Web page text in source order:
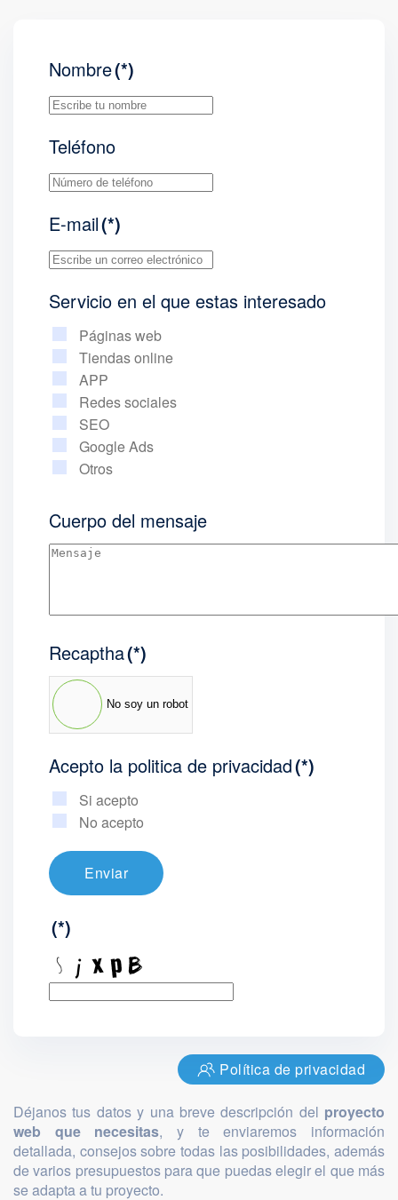
Nombre(*)
Teléfono
E-mail(*)
Servicio en el que estas interesado
Páginas web
Tiendas online
APP
Redes sociales
SEO
Google Ads
Otros
Cuerpo del mensaje
Recaptha(*)
No soy un robot
Acepto la politica de privacidad(*)
Si acepto
No acepto
Enviar
(*)
Política de privacidad
Déjanos tus datos y una breve descripción del proyecto
web que necesitas, y te enviaremos información
detallada, consejos sobre todas las posibilidades, además
de varios presupuestos para que puedas elegir el que más
se adapta a tu proyecto.